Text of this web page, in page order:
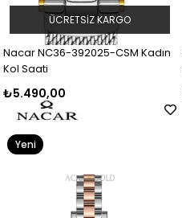
Nacar NC36-392025-CSM Kadın
Kol Saati
₺5.490,00
ÜCRETSIZ KARGO
Yeni